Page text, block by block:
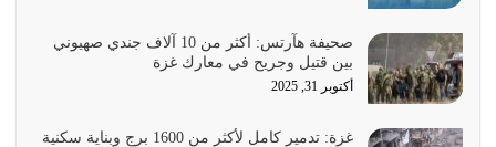
وأعرض نفسك، وأعرض ما لديك على…
يوليو 27, 2026
عندما يكون عدوك هو عدو الله معناه أن تكون نقاط الضعف
فيه كثيرة وسينصرك الله عليه إذا…
يوليو 26, 2026
صحيفة هآرتس: أكثر من 10 آلاف جندي صهيوني
بين قتيل وجريح في معارك غزة
أكتوبر 31, 2025
غزة: تدمير كامل لأكثر من 1600 برج وبناية سكنية